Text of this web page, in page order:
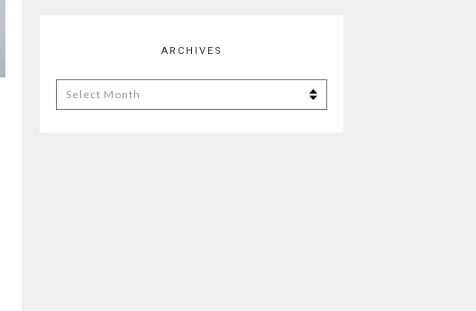
ARCHIVES
Archives